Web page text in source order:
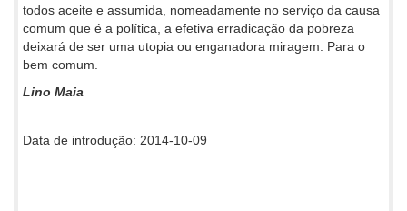
todos aceite e assumida, nomeadamente no serviço da causa
comum que é a política, a efetiva erradicação da pobreza
deixará de ser uma utopia ou enganadora miragem. Para o
bem comum.
Lino Maia
Data de introdução: 2014-10-09